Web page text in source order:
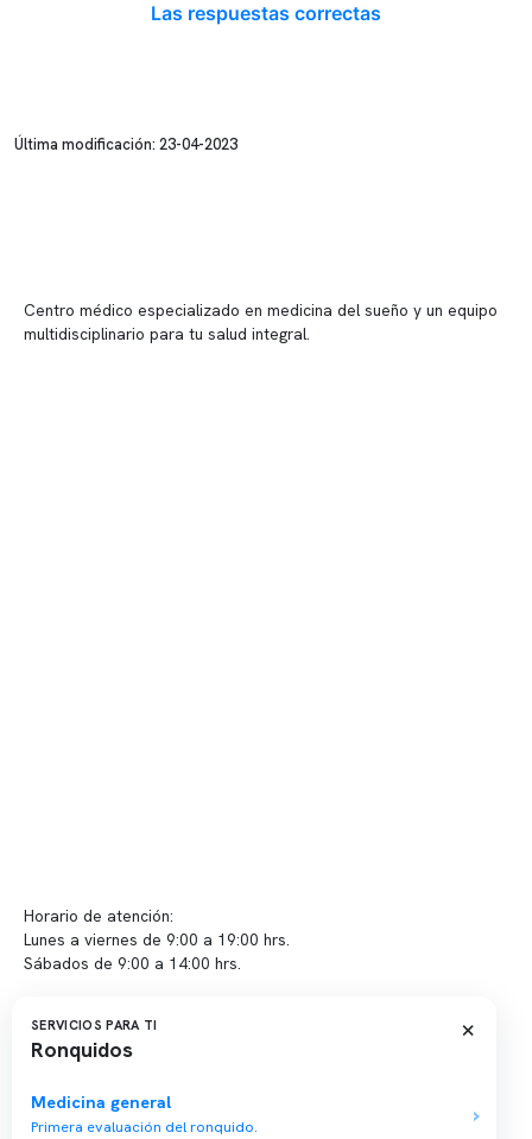
Las respuestas correctas
Última modificación: 23-04-2023
Centro médico especializado en medicina del sueño y un equipo
multidisciplinario para tu salud integral.
Horario de atención:
Lunes a viernes de 9:00 a 19:00 hrs.
Sábados de 9:00 a 14:00 hrs.
Sucursales
📍 Vitacura: Av. Kennedy 5488, Patio Inglés, piso -1, local 003
📍 Providencia: Av. Andrés Bello 2337, local 2
SERVICIOS PARA TI
Ronquidos
×
Medicina general
Primera evaluación del ronquido.